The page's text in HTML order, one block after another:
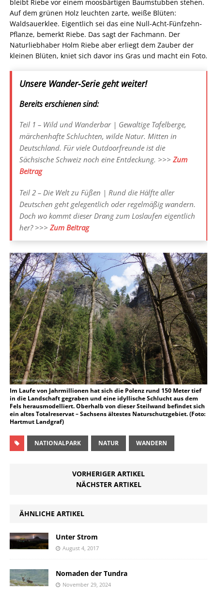
bleibt Riebe vor einem moosbärtigen Baumstubben stehen.
Auf dem grünen Holz leuchten zarte, weiße Blüten:
Waldsauerklee. Eigentlich sei das eine Null-Acht-Fünfzehn-
Pflanze, bemerkt Riebe. Das sagt der Fachmann. Der
Naturliebhaber Holm Riebe aber erliegt dem Zauber der
kleinen Blüten, kniet sich davor ins Gras und macht ein Foto.
Unsere Wander-Serie geht weiter!
Bereits erschienen sind:
Teil 1 – Wild und Wanderbar | Gewaltige Tafelberge,
märchenhafte Schluchten, wilde Natur. Mitten in
Deutschland. Für viele Outdoorfreunde ist die
Sächsische Schweiz noch eine Entdeckung. >>> Zum
Beitrag
Teil 2 – Die Welt zu Füßen | Rund die Hälfte aller
Deutschen geht gelegentlich oder regelmäßig wandern.
Doch wo kommt dieser Drang zum Loslaufen eigentlich
her? >>> Zum Beitrag
Im Laufe von Jahrmillionen hat sich die Polenz rund 150 Meter tief
in die Landschaft gegraben und eine idyllische Schlucht aus dem
Fels herausmodelliert. Oberhalb von dieser Steilwand befindet sich
ein altes Totalreservat – Sachsens ältestes Naturschutzgebiet. (Foto:
Hartmut Landgraf)
NATIONALPARK NATUR WANDERN
VORHERIGER ARTIKEL
NÄCHSTER ARTIKEL
ÄHNLICHE ARTIKEL
Unter Strom
August 4, 2017
Nomaden der Tundra
November 29, 2024